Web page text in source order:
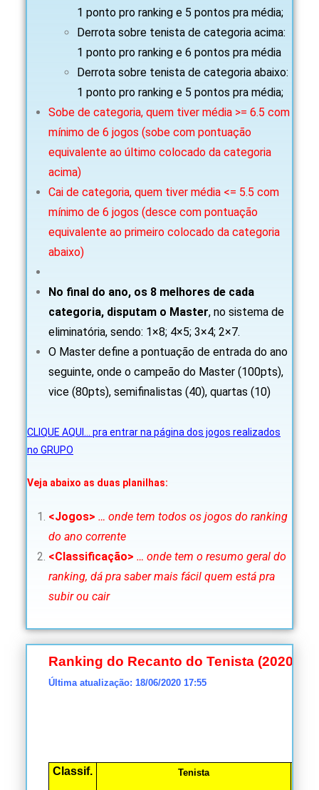
1 ponto pro ranking e 5 pontos pra média;
Derrota sobre tenista de categoria acima:
1 ponto pro ranking e 6 pontos pra média
Derrota sobre tenista de categoria abaixo:
1 ponto pro ranking e 5 pontos pra média;
Sobe de categoria, quem tiver média >= 6.5 com
mínimo de 6 jogos (sobe com pontuação
equivalente ao último colocado da categoria
acima)
Cai de categoria, quem tiver média <= 5.5 com
mínimo de 6 jogos (desce com pontuação
equivalente ao primeiro colocado da categoria
abaixo)
No final do ano, os 8 melhores de cada
categoria, disputam o Master, no sistema de
eliminatória, sendo: 1×8; 4×5; 3×4; 2×7.
O Master define a pontuação de entrada do ano
seguinte, onde o campeão do Master (100pts),
vice (80pts), semifinalistas (40), quartas (10)
CLIQUE AQUI… pra entrar na página dos jogos realizados
no GRUPO
Veja abaixo as duas planilhas:
<Jogos> … onde tem todos os jogos do ranking
do ano corrente
<Classificação> … onde tem o resumo geral do
ranking, dá pra saber mais fácil quem está pra
subir ou cair